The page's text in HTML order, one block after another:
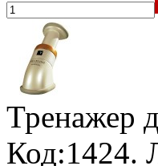
Тренажер
Код:1424.